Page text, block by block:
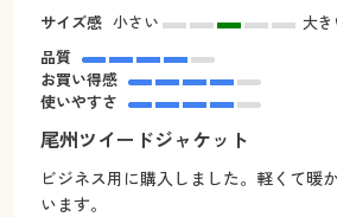
サイズ感 小さい
大き
品質
お買い得感
使いやすさ
尾州ツイードジャケット
ビジネス用に購入しました。軽くて暖
います。